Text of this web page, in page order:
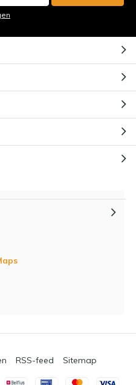
RSS-feed Sitemap